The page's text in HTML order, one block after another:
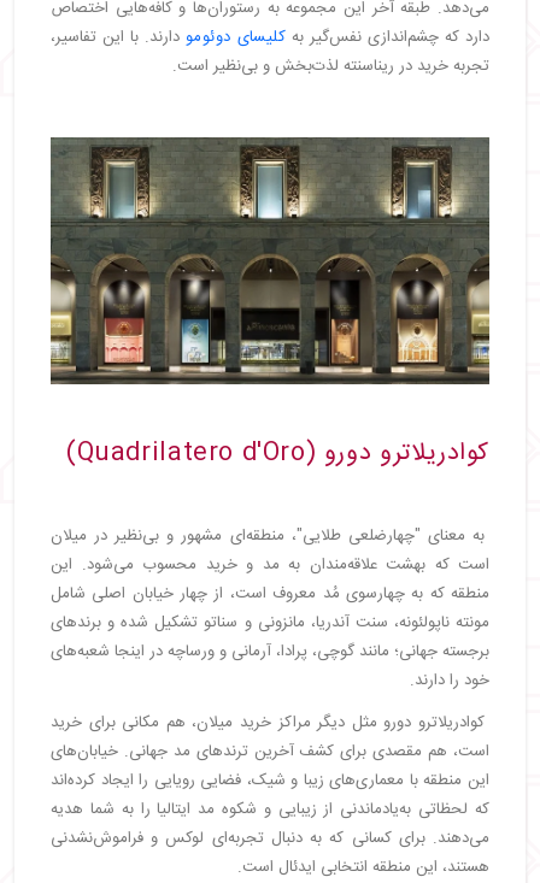
می‌دهد. طبقه آخر این مجموعه به رستوران‌ها و کافه‌هایی اختصاص
دارد که چشم‌اندازی نفس‌گیر به کلیسای دوئومو دارند. با این تفاسیر،
تجربه خرید در ریناسنته لذت‌بخش و بی‌نظیر است.
کوادریلاترو دورو (Quadrilatero d'Oro)
به معنای "چهارضلعی طلایی"، منطقه‌ای مشهور و بی‌نظیر در میلان
است که بهشت علاقه‌مندان به مد و خرید محسوب می‌شود. این
منطقه که به چهارسوی مُد معروف است، از چهار خیابان اصلی شامل
مونته ناپولئونه، سنت آندریا، مانزونی و سناتو تشکیل شده و برندهای
برجسته جهانی؛ مانند گوچی، پرادا، آرمانی و ورساچه در اینجا شعبه‌های
خود را دارند.
کوادریلاترو دورو مثل دیگر مراکز خرید میلان، هم مکانی برای خرید
است، هم مقصدی برای کشف آخرین ترندهای مد جهانی. خیابان‌های
این منطقه با معماری‌های زیبا و شیک، فضایی رویایی را ایجاد کرده‌اند
که لحظاتی به‌یادماندنی از زیبایی و شکوه مد ایتالیا را به شما هدیه
می‌دهند. برای کسانی که به دنبال تجربه‌ای لوکس و فراموش‌نشدنی
هستند، این منطقه انتخابی ایدئال است.